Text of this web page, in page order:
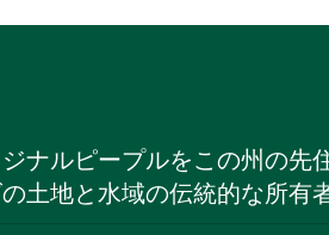
ナルピープルをこの州の先
土地と水域の伝統的な所有